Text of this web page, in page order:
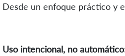
Desde un enfoque práctico y
Uso intencional, no